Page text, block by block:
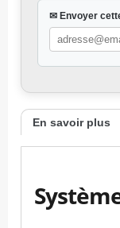
✉ Envoyer
En savoir plus